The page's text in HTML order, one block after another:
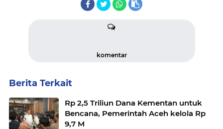
komentar
Berita Terkait
Rp 2,5 Triliun Dana Kementan untuk
Bencana, Pemerintah Aceh kelola Rp
9,7 M